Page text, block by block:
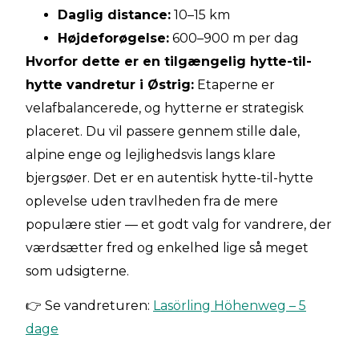
Daglig distance: 10–15 km
Højdeforøgelse: 600–900 m per dag
Hvorfor dette er en tilgængelig hytte-til-
hytte vandretur i Østrig: Etaperne er
velafbalancerede, og hytterne er strategisk
placeret. Du vil passere gennem stille dale,
alpine enge og lejlighedsvis langs klare
bjergsøer. Det er en autentisk hytte-til-hytte
oplevelse uden travlheden fra de mere
populære stier — et godt valg for vandrere, der
værdsætter fred og enkelhed lige så meget
som udsigterne.
👉 Se vandreturen: Lasörling Höhenweg – 5
dage